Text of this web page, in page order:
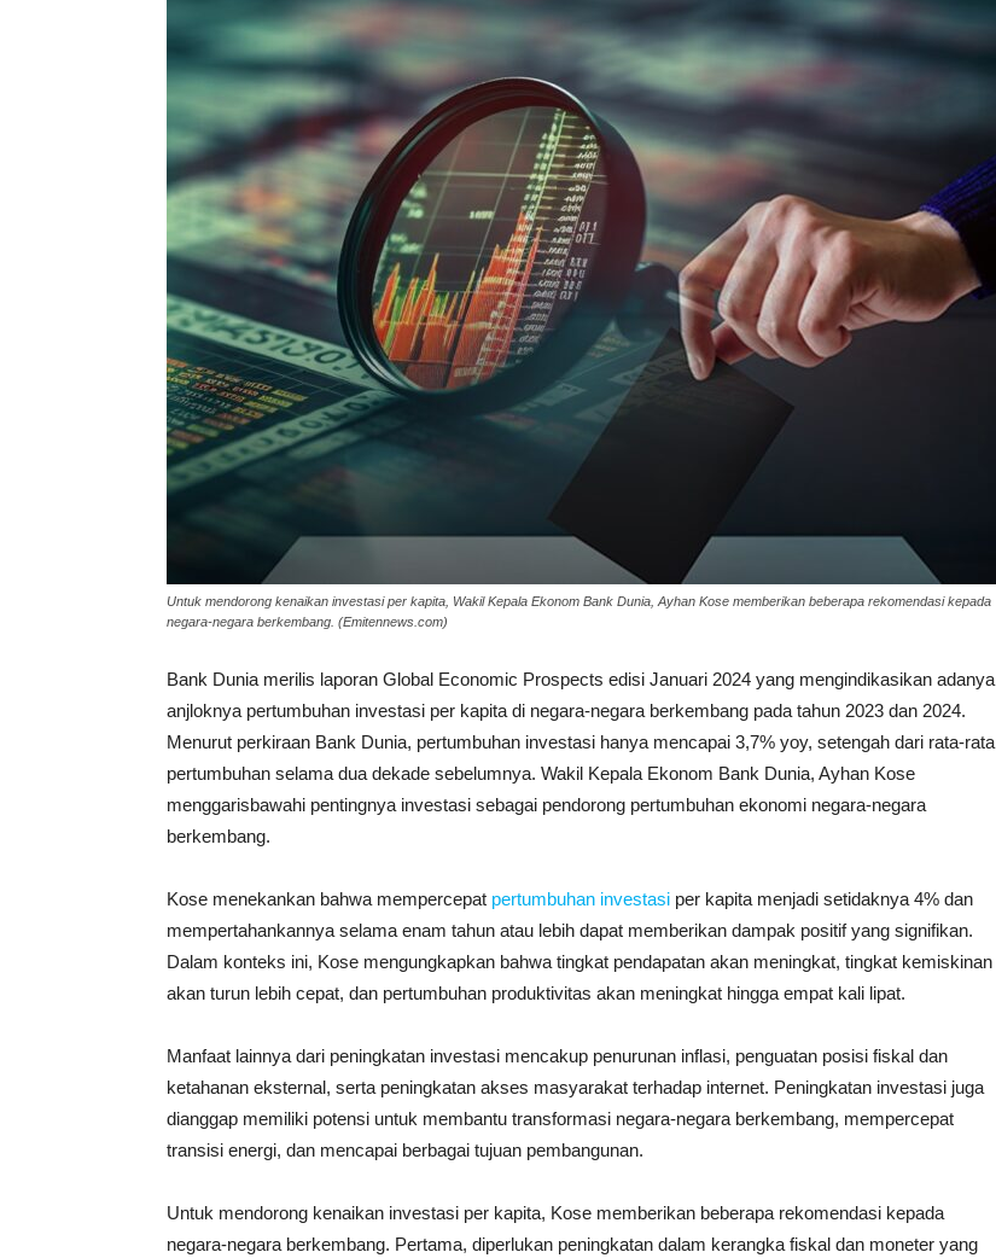
Untuk mendorong kenaikan investasi per kapita, Wakil Kepala Ekonom Bank Dunia, Ayhan Kose memberikan beberapa rekomendasi kepada
negara-negara berkembang. (Emitennews.com)
Bank Dunia merilis laporan Global Economic Prospects edisi Januari 2024 yang mengindikasikan adanya
anjloknya pertumbuhan investasi per kapita di negara-negara berkembang pada tahun 2023 dan 2024.
Menurut perkiraan Bank Dunia, pertumbuhan investasi hanya mencapai 3,7% yoy, setengah dari rata-rata
pertumbuhan selama dua dekade sebelumnya. Wakil Kepala Ekonom Bank Dunia, Ayhan Kose
menggarisbawahi pentingnya investasi sebagai pendorong pertumbuhan ekonomi negara-negara
berkembang.
Kose menekankan bahwa mempercepat pertumbuhan investasi per kapita menjadi setidaknya 4% dan
mempertahankannya selama enam tahun atau lebih dapat memberikan dampak positif yang signifikan.
Dalam konteks ini, Kose mengungkapkan bahwa tingkat pendapatan akan meningkat, tingkat kemiskinan
akan turun lebih cepat, dan pertumbuhan produktivitas akan meningkat hingga empat kali lipat.
Manfaat lainnya dari peningkatan investasi mencakup penurunan inflasi, penguatan posisi fiskal dan
ketahanan eksternal, serta peningkatan akses masyarakat terhadap internet. Peningkatan investasi juga
dianggap memiliki potensi untuk membantu transformasi negara-negara berkembang, mempercepat
transisi energi, dan mencapai berbagai tujuan pembangunan.
Untuk mendorong kenaikan investasi per kapita, Kose memberikan beberapa rekomendasi kepada
negara-negara berkembang. Pertama, diperlukan peningkatan dalam kerangka fiskal dan moneter yang